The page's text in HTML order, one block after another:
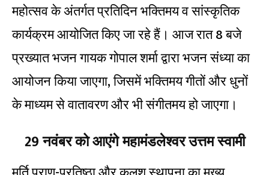
महोत्सव के अंतर्गत प्रतिदिन भक्तिमय व सांस्कृतिक
कार्यक्रम आयोजित किए जा रहे हैं। आज रात 8 बजे
प्रख्यात भजन गायक गोपाल शर्मा द्वारा भजन संध्या का
आयोजन किया जाएगा, जिसमें भक्तिमय गीतों और धुनों
के माध्यम से वातावरण और भी संगीतमय हो जाएगा।
29 नवंबर को आएंगे महामंडलेश्वर उत्तम स्वामी